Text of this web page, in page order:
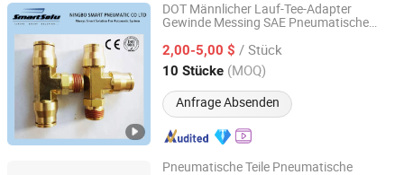
DOT Männlicher Lauf-Tee-Adapter
Gewinde Messing SAE Pneumatische
2,00-5,00 $ / Stück
10 Stücke (MOQ)
Anfrage Absenden
Ningbo Hi-Tech Smart Machinery Co., Ltd.
Zhejiang, China Seit 2010
Pneumatische Teile Pneumatische